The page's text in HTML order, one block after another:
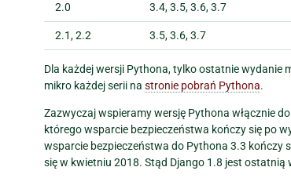
2.0 3.4, 3.5, 3.6, 3.7
2.1, 2.2 3.5, 3.6, 3.7
Dla każdej wersji Pythona, tylko ostatnie wydanie
mikro każdej serii na stronie pobrań Pythona.
Zazwyczaj wspieramy wersję Pythona włącznie
którego wsparcie bezpieczeństwa kończy się po
wsparcie bezpieczeństwa do Pythona 3.3 kończy
się w kwietniu 2018. Stąd Django 1.8 jest